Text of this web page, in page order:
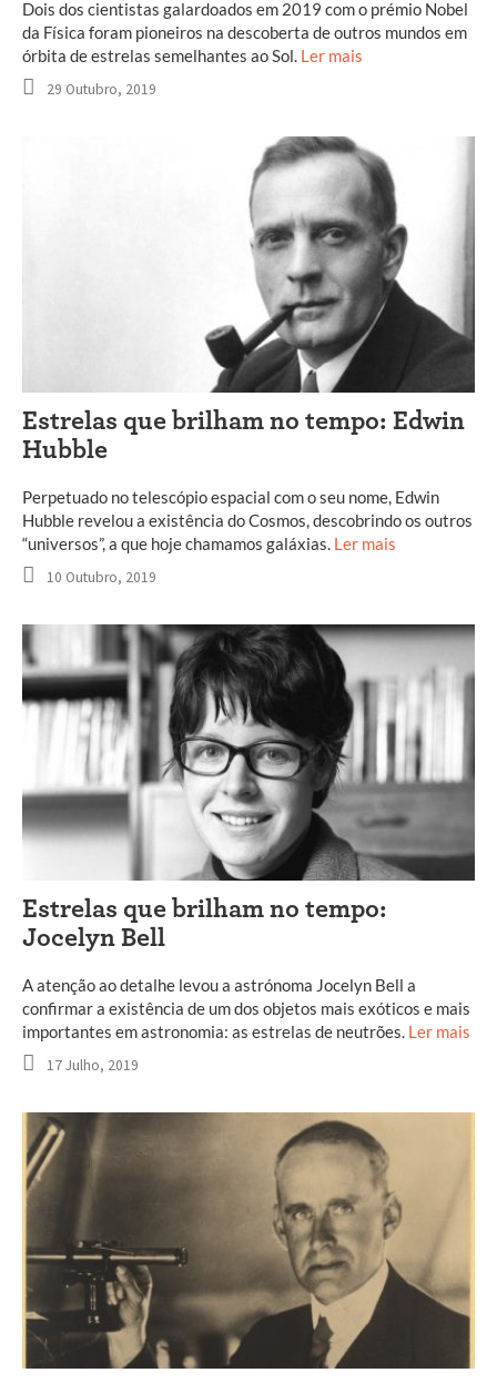
Dois dos cientistas galardoados em 2019 com o prémio Nobel
da Física foram pioneiros na descoberta de outros mundos em
órbita de estrelas semelhantes ao Sol. Ler mais
29 Outubro, 2019
Estrelas que brilham no tempo: Edwin
Hubble
Perpetuado no telescópio espacial com o seu nome, Edwin
Hubble revelou a existência do Cosmos, descobrindo os outros
“universos”, a que hoje chamamos galáxias. Ler mais
10 Outubro, 2019
Estrelas que brilham no tempo:
Jocelyn Bell
A atenção ao detalhe levou a astrónoma Jocelyn Bell a
confirmar a existência de um dos objetos mais exóticos e mais
importantes em astronomia: as estrelas de neutrões. Ler mais
17 Julho, 2019